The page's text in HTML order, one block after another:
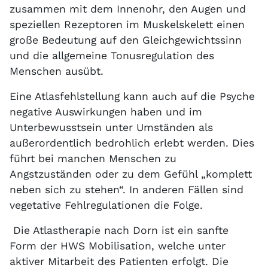
zusammen mit dem Innenohr, den Augen und
speziellen Rezeptoren im Muskelskelett einen
große Bedeutung auf den Gleichgewichtssinn
und die allgemeine Tonusregulation des
Menschen ausübt.
Eine Atlasfehlstellung kann auch auf die Psyche
negative Auswirkungen haben und im
Unterbewusstsein unter Umständen als
außerordentlich bedrohlich erlebt werden. Dies
führt bei manchen Menschen zu
Angstzuständen oder zu dem Gefühl „komplett
neben sich zu stehen“. In anderen Fällen sind
vegetative Fehlregulationen die Folge.
Die Atlastherapie nach Dorn ist ein sanfte
Form der HWS Mobilisation, welche unter
aktiver Mitarbeit des Patienten erfolgt. Die